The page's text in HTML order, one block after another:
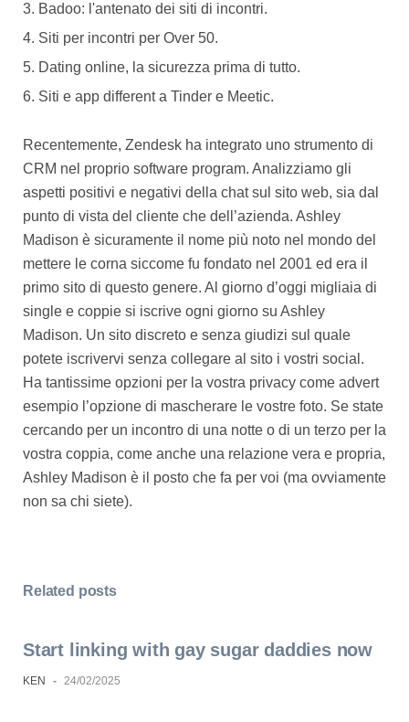
Badoo: l'antenato dei siti di incontri.
Siti per incontri per Over 50.
Dating online, la sicurezza prima di tutto.
Siti e app different a Tinder e Meetic.
Recentemente, Zendesk ha integrato uno strumento di
CRM nel proprio software program. Analizziamo gli
aspetti positivi e negativi della chat sul sito web, sia dal
punto di vista del cliente che dell’azienda. Ashley
Madison è sicuramente il nome più noto nel mondo del
mettere le corna siccome fu fondato nel 2001 ed era il
primo sito di questo genere. Al giorno d’oggi migliaia di
single e coppie si iscrive ogni giorno su Ashley
Madison. Un sito discreto e senza giudizi sul quale
potete iscrivervi senza collegare al sito i vostri social.
Ha tantissime opzioni per la vostra privacy come advert
esempio l’opzione di mascherare le vostre foto. Se state
cercando per un incontro di una notte o di un terzo per la
vostra coppia, come anche una relazione vera e propria,
Ashley Madison è il posto che fa per voi (ma ovviamente
non sa chi siete).
Related posts
Start linking with gay sugar daddies now
KEN - 24/02/2025